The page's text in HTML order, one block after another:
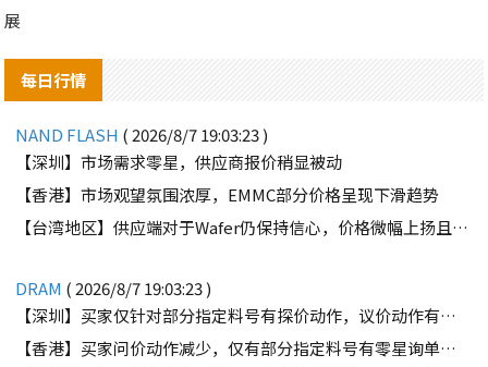
展
每日行情
NAND FLASH ( 2026/8/7 19:03:23 )
【深圳】市场需求零星，供应商报价稍显被动
【香港】市场观望氛围浓厚，EMMC部分价格呈现下滑趋势
【台湾地区】供应端对于Wafer仍保持信心，价格微幅上扬且惜售态度不变
DRAM ( 2026/8/7 19:03:23 )
【深圳】买家仅针对部分指定料号有探价动作，议价动作有所减少
【香港】买家问价动作减少，仅有部分指定料号有零星询单动作